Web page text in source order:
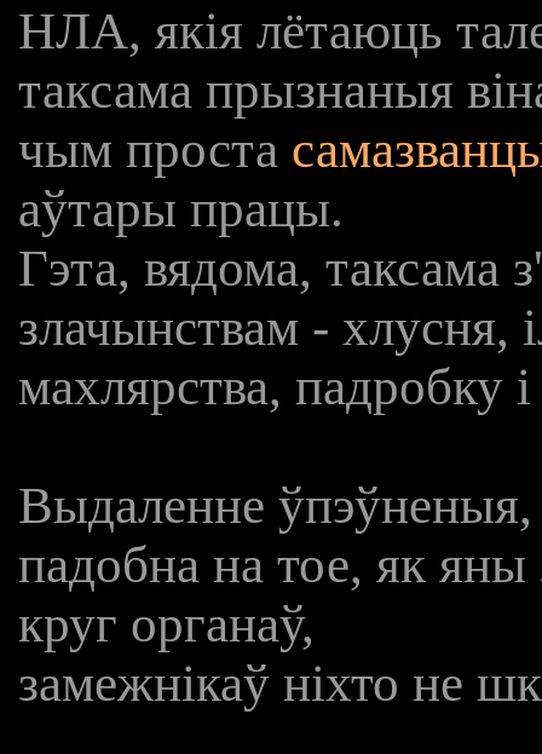
НЛА, якія лётаюць
таксама прызнаныя
чым проста
аўтары працы.
Гэта, вядома, таксама
злачынствам - хлусня,
махлярства, падробку
Выдаленне ўпэўненыя,
падобна на тое, як
круг органаў,
замежнікаў ніхто не